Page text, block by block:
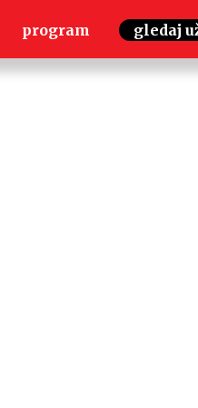
program gledaj